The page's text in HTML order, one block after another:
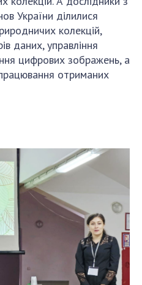
України ділилися
колекцій,
даних, управління
цифрових зображень, а
отриманих